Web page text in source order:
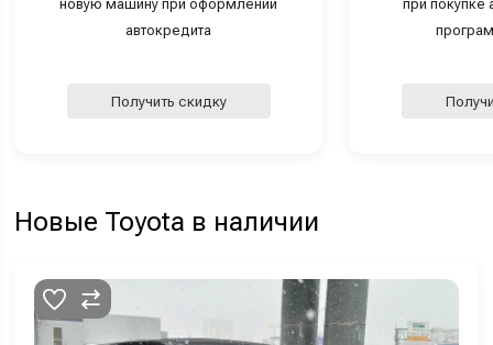
новую машину при оформлении
автокредита
Получить скидку
при покупке
Новые Toyota в наличии